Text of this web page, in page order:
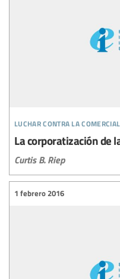
luchar contra la
La corporatización de
Curtis B. Riep
1 febrero 2016